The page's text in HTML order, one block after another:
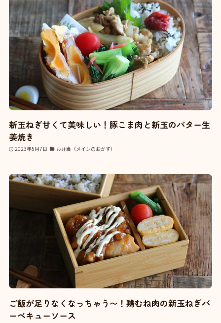
新玉ねぎ甘くて美味しい！豚こま肉と新玉のバター生
姜焼き
2023年5月7日 お弁当（メインのおかず）
ご飯が足りなくなっちゃう〜！鶏むね肉の新玉ねぎバ
ーベキューソース